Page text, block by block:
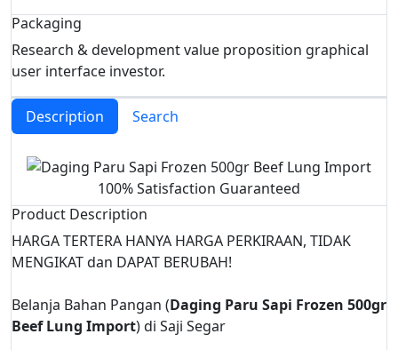
Packaging
Research & development value proposition graphical
user interface investor.
Description Search
100% Satisfaction Guaranteed
Product Description
HARGA TERTERA HANYA HARGA PERKIRAAN, TIDAK
MENGIKAT dan DAPAT BERUBAH!
Belanja Bahan Pangan (Daging Paru Sapi Frozen 500gr
Beef Lung Import) di Saji Segar